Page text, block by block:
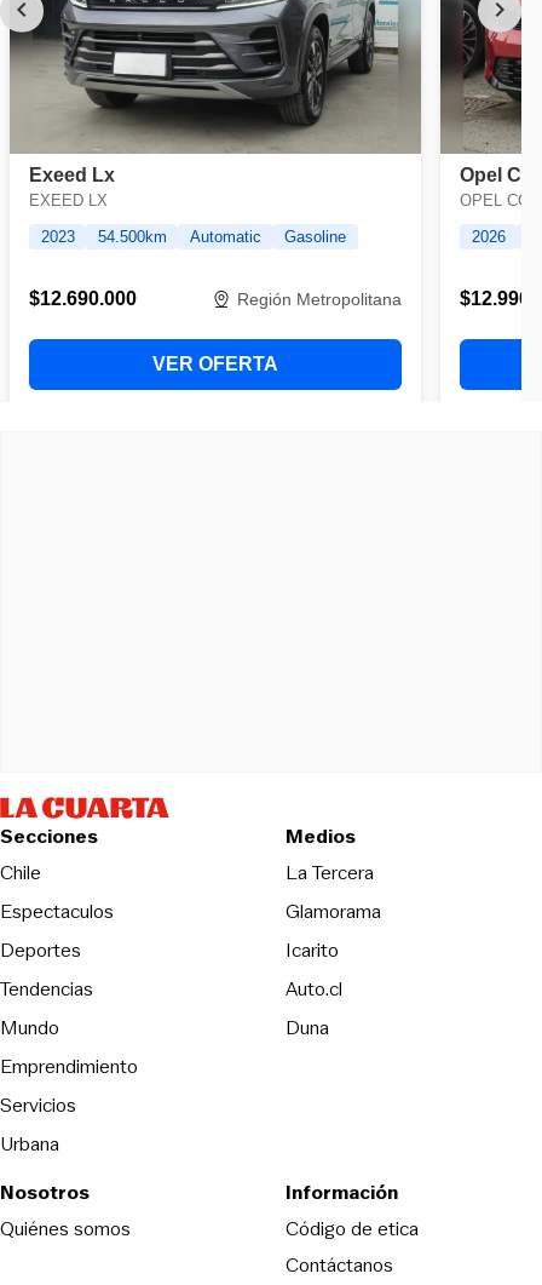
Secciones
Chile
Espectaculos
Deportes
Tendencias
Mundo
Emprendimiento
Servicios
Urbana
Medios
La TerceraOpens in new
Glamorama
Icarito
Auto.cl
DunaOpens in new window
Nosotros
Quiénes somos
Información
Código de eticaOpens in new
Contáctanos